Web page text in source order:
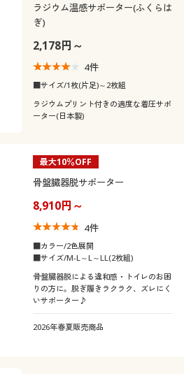
ラジウム温感サポーター(ふくらは
ぎ)
2,178円～
4件
■サイズ/1枚(片足)～2枚組
ラジウムプリント付きの適度な着圧サポ
ーター(日本製)
最大10％OFF
骨盤臓器脱サポーター
8,910円～
4件
■カラー/2色展開
■サイズ/M-L～L～LL(2枚組)
骨盤臓器脱による違和感・トイレのお困
りの方に。脱ぎ履きラクラク、ズレにく
いサポーター♪
2026年春夏販売商品